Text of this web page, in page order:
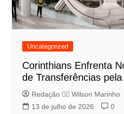
Uncategorized
Corinthians Enfrenta
de Transferências
Redação 👨‍⚖️​ Wilson Marinho
13 de julho de 2026
0